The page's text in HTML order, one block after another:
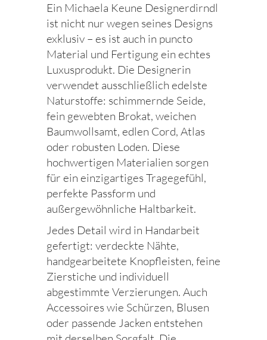
Ein Michaela Keune Designerdirndl
ist nicht nur wegen seines Designs
exklusiv – es ist auch in puncto
Material und Fertigung ein echtes
Luxusprodukt. Die Designerin
verwendet ausschließlich edelste
Naturstoffe: schimmernde Seide,
fein gewebten Brokat, weichen
Baumwollsamt, edlen Cord, Atlas
oder robusten Loden. Diese
hochwertigen Materialien sorgen
für ein einzigartiges Tragegefühl,
perfekte Passform und
außergewöhnliche Haltbarkeit.
Jedes Detail wird in Handarbeit
gefertigt: verdeckte Nähte,
handgearbeitete Knopfleisten, feine
Zierstiche und individuell
abgestimmte Verzierungen. Auch
Accessoires wie Schürzen, Blusen
oder passende Jacken entstehen